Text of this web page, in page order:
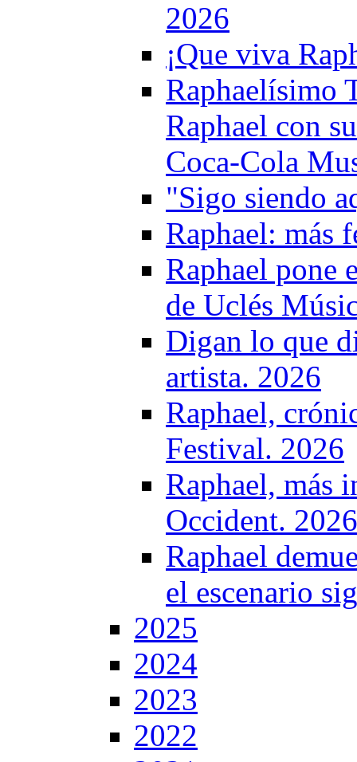
2026
¡Que viva
Raphaelísimo
Raphael con
Coca-Cola
"Sigo siendo
Raphael: más
Raphael pone
de Uclés
Digan lo que
artista. 2026
Raphael,
Festival. 2026
Raphael, más
Occident. 2026
Raphael
el escenario
2025
2024
2023
2022